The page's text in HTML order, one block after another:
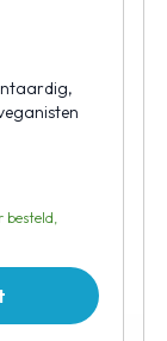
besteld,